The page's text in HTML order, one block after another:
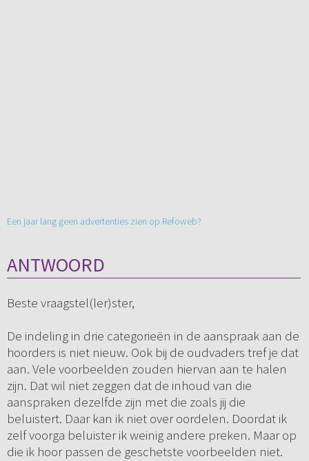
Een jaar lang geen advertenties zien op Refoweb?
ANTWOORD
Beste vraagstel(ler)ster,
De indeling in drie categorieën in de aanspraak aan de
hoorders is niet nieuw. Ook bij de oudvaders tref je dat
aan. Vele voorbeelden zouden hiervan aan te halen
zijn. Dat wil niet zeggen dat de inhoud van die
aanspraken dezelfde zijn met die zoals jij die
beluistert. Daar kan ik niet over oordelen. Doordat ik
zelf voorga beluister ik weinig andere preken. Maar op
die ik hoor passen de geschetste voorbeelden niet.